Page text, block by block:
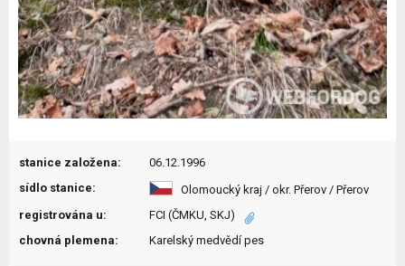
stanice založena:
06.12.1996
sídlo stanice:
Olomoucký kraj / okr. Přerov / Přerov
registrována u:
FCI (ČMKU, SKJ)
chovná plemena:
Karelský medvědí pes